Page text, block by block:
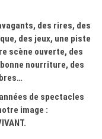
des rires, des
des jeux, une piste
scène ouverte, des
nourriture, des
de spectacles
image :